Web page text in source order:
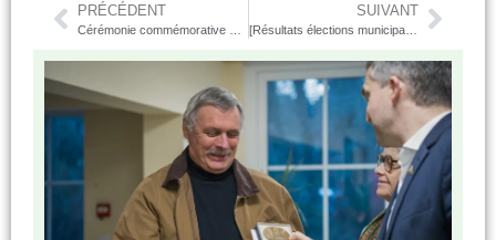
PRÉCÉDENT SUIVANT
[Résultats élections municipales 2026]